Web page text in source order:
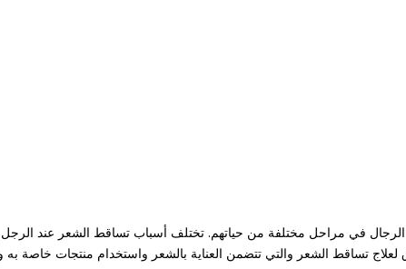
في مراحل مختلفة من حياتهم. تختلف أسباب تساقط الشعر عند الرجل
تساقط الشعر والتي تتضمن العناية بالشعر واستخدام منتجات خاصة به